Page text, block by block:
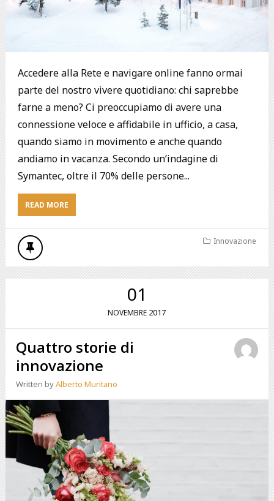
Accedere alla Rete e navigare online fanno ormai
parte del nostro vivere quotidiano: chi saprebbe
farne a meno? Ci preoccupiamo di avere una
connessione veloce e affidabile in ufficio, a casa,
quando siamo in movimento e anche quando
andiamo in vacanza. Secondo un’indagine di
Symantec, oltre il 70% delle persone...
READ MORE
Innovazione
01
NOVEMBRE 2017
Quattro storie di
innovazione
Written byAlberto Muritano